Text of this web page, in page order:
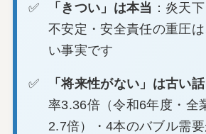
「きつい」は本当 ：炎天
不安定・安全責任の重圧
い事実です
「将来性がない」は古い話
率3.36倍（令和6年度・全
2.7倍）・4本のバブル需要